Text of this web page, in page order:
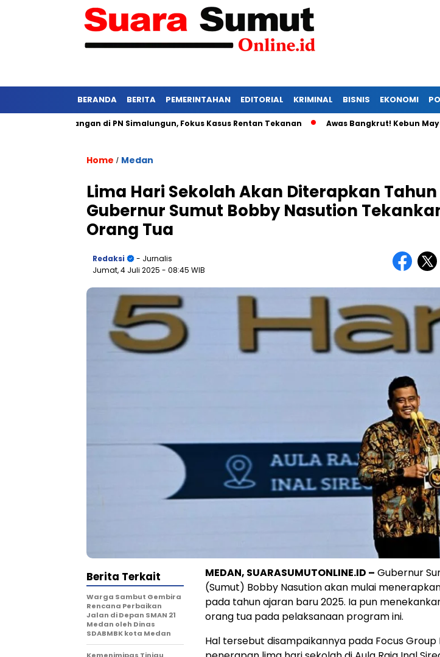
BERANDA BERITA PEMERINTAHAN EDITORIAL KRIMINAL BISNIS EKONOMI
Persidangan di PN Simalungun, Fokus Kasus Rentan Tekanan Awas Bangkrut! Kebun Mayang
Home / Medan
Lima Hari Sekolah Akan Diterapkan Tahun
Gubernur Sumut Bobby Nasution
Orang Tua
Redaksi
- Jurnalis
Jumat, 4 Juli 2025 - 08:45 WIB
MEDAN, SUARASUMUTONLINE.ID – Gubernur
(Sumut) Bobby Nasution akan mulai
pada tahun ajaran baru 2025. Ia pun
orang tua pada pelaksanaan program ini.
Hal tersebut disampaikannya pada Focus Group
Berita Terkait
Warga Sambut Gembira
Rencana Perbaikan
Jalan di Depan SMAN 21
Medan oleh Dinas
SDABMBK kota Medan